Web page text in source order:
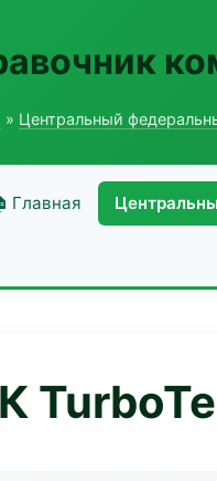
» Центральный
Главная